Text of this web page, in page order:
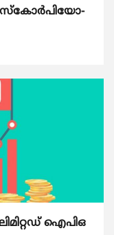
സ്കോർപിയോ-
ഐപിഒ